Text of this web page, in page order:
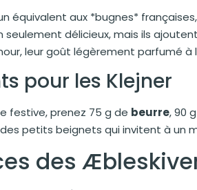
équivalent aux *bugnes*
seulement délicieux, mais ils
leur goût légèrement parfumé à
pour les Klejner
festive, prenez 75 g de beurre, 90
petits beignets qui invitent à un
des